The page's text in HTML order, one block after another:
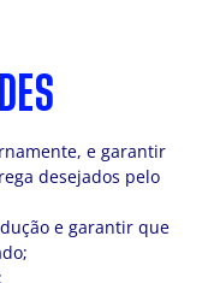
e garantir
desejados pelo
e garantir que